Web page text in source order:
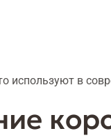
используют в